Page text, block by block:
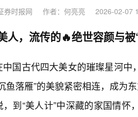
券时报网 作者：何亮亮 2026-02-07
人，流传的🔥绝世容颜与
中国古代四大美女的璀璨星河中
鱼落雁”的美貌紧密相连，成为
，到“美人计”中深藏的家国情